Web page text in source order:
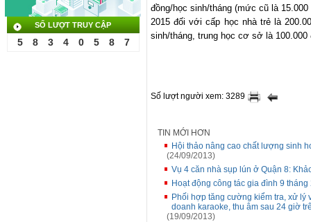
SỐ LƯỢT TRUY CẬP
5 8 3 4 0 5 8 7
đồng/học sinh/tháng (mức cũ là
2015 đối với cấp học nhà trẻ là
sinh/tháng, trung học cơ sở là 100.000
Số lượt người xem: 3289
TIN MỚI HƠN
Hội thảo nâng cao chất lượng sinh
(24/09/2013)
Vụ 4 căn nhà sụp lún ở Quận 8:
Hoạt động công tác gia đình 9 tháng
Phối hợp tăng cường kiểm tra, xử
doanh karaoke, thu âm sau 24 giờ
(19/09/2013)